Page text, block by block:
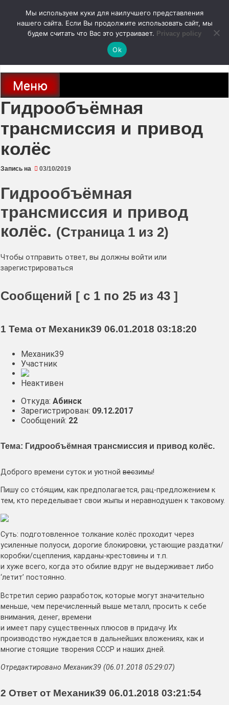
содержимому
autodoc24.ru
Новости про современные автомобили и не только, новинки зарубежного
и отечественного автопрома
Меню
Гидрообъёмная
трансмиссия и привод
колёс
Запись на 03/10/2019
Гидрообъёмная
трансмиссия и привод
колёс. (Страница 1 из 2)
Чтобы отправить ответ, вы должны войти или
зарегистрироваться
Сообщений [ с 1 по 25 из 43 ]
1 Тема от Механик39 06.01.2018 03:18:20
Механик39
Участник
Неактивен
Откуда: Абинск
Зарегистрирован: 09.12.2017
Сообщений: 22
Тема: Гидрообъёмная трансмиссия и привод колёс.
Доброго времени суток и уютной весзимы!
Пишу со стóящим, как предполагается, рац-предложением к
тем, кто переделывает свои жыпы и неравнодушен к таковому.
Суть: подготовленное толкание колёс проходит через
усиленные полуоси, дорогие блокировки, устающие раздатки/
коробки/сцепления, карданы-крестовины и т.п.
и хуже всего, когда это обилие вдруг не выдерживает либо
‘летит’ постоянно.
Встретил серию разработок, которые могут значительно
меньше, чем перечисленный выше металл, просить к себе
внимания, денег, времени
и имеет пару существенных плюсов в придачу. Их
производство нуждается в дальнейших вложениях, как и
многие стоящие творения СССР и наших дней.
Отредактировано Механик39 (06.01.2018 05:29:07)
2 Ответ от Механик39 06.01.2018 03:21:54
Мы используем куки для наилучшего представления
нашего сайта. Если Вы продолжите использовать сайт, мы
будем считать что Вас это устраивает. Privacy policy
Ok